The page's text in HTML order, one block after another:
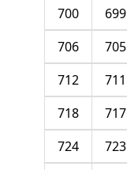
699
700
705
706
711
712
717
718
723
724